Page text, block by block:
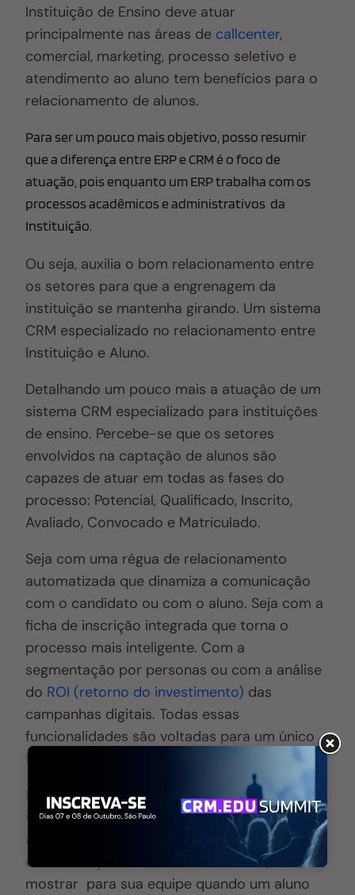
Instituição de Ensino deve atuar
principalmente nas áreas de callcenter,
comercial, marketing, processo seletivo e
atendimento ao aluno tem benefícios para o
relacionamento de alunos.
Para ser um pouco mais objetivo, posso resumir
que a diferença entre ERP e CRM é o foco de
atuação, pois enquanto um ERP trabalha com os
processos acadêmicos e administrativos da
Instituição.
Ou seja, auxilia o bom relacionamento entre
os setores para que a engrenagem da
instituição se mantenha girando. Um sistema
CRM especializado no relacionamento entre
Instituição e Aluno.
Detalhando um pouco mais a atuação de um
sistema CRM especializado para instituições
de ensino. Percebe-se que os setores
envolvidos na captação de alunos são
capazes de atuar em todas as fases do
processo: Potencial, Qualificado, Inscrito,
Avaliado, Convocado e Matriculado.
Seja com uma régua de relacionamento
automatizada que dinamiza a comunicação
com o candidato ou com o aluno. Seja com a
ficha de inscrição integrada que torna o
processo mais inteligente. Com a
segmentação por personas ou com a análise
do ROI (retorno do investimento) das
campanhas digitais. Todas essas
funcionalidades são voltadas para um único
fim, a Captação de Alunos
Mas todos sabemos que uma instituição não
vive só de captação, é preciso manter seus
alunos.
m sistema CRM especializado
em instituição de ensino deve ser capaz de
mostrar para sua equipe quando um aluno